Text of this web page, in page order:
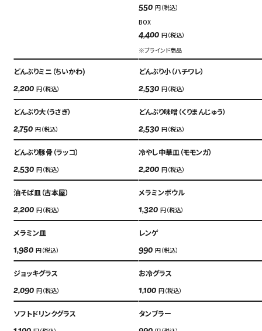
ARCHIVE
日本語
550 円（税込）
BOX
4,400 円（税込）
※ブラインド商品
どんぶりミニ（ちいかわ)
2,200 円（税込）
どんぶり小（ハチワレ）
2,530 円（税込）
どんぶり大（うさぎ）
2,750 円（税込）
どんぶり味噌（くりまんじゅう）
2,530 円（税込）
どんぶり豚骨（ラッコ）
2,530 円（税込）
冷やし中華皿（モモンガ）
2,200 円（税込）
油そば皿（古本屋）
2,200 円（税込）
メラミンボウル
1,320 円（税込）
メラミン皿
1,980 円（税込）
レンゲ
990 円（税込）
ジョッキグラス
2,090 円（税込）
お冷グラス
1,100 円（税込）
ソフトドリンクグラス タンブラー